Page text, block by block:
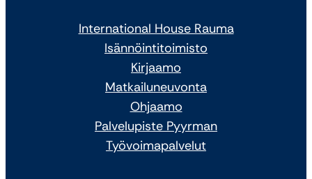
International House Rauma
Isännöintitoimisto
Kirjaamo
Matkailuneuvonta
Ohjaamo
Palvelupiste Pyyrman
Työvoimapalvelut